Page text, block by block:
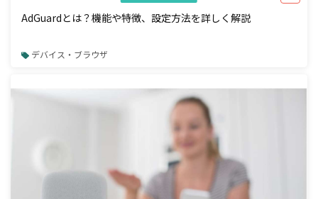
AdGuardとは？機能や特徴、設定方法を詳しく解説
デバイス・ブラウザ